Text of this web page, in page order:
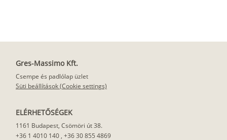
Gres-Massimo Kft.
Csempe és padlólap üzlet
Süti beállítások (Cookie settings)
ELÉRHETŐSÉGEK
1161 Budapest, Csömöri út 38.
+36 1 4010 140 , +36 30 855 4869